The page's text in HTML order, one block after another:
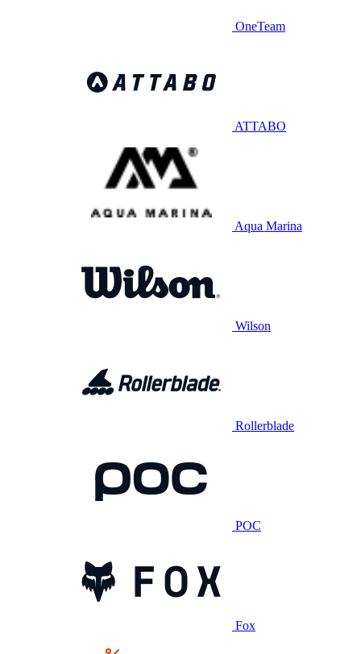
OneTeam
ATTABO
Aqua Marina
Wilson
Rollerblade
POC
Fox